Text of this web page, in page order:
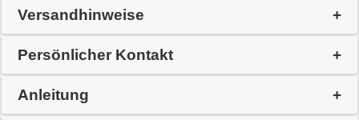
Versandhinweise
Persönlicher Kontakt
Anleitung